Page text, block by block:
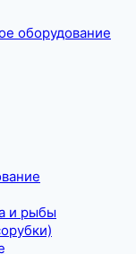
оборудование
и рыбы